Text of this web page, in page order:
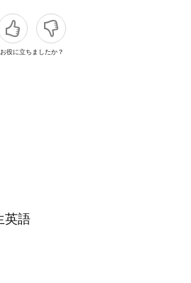
お役に立ちましたか？
英語